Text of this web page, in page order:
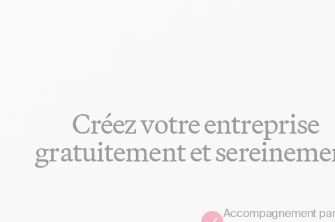
Créez votre entreprise
gratuitement et
Accompagnement